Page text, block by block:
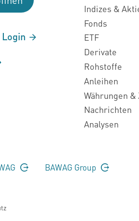
Indizes &
Fonds
ETF
Derivate
Rohstoffe
Anleihen
Währungen &
Nachrichten
Analysen
BAWAG Group